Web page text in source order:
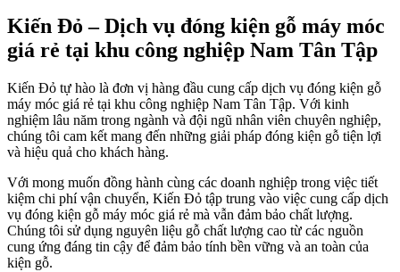
Kiến Đỏ – Dịch vụ đóng kiện gỗ máy móc
giá rẻ tại khu công nghiệp Nam Tân Tập
Kiến Đỏ tự hào là đơn vị hàng đầu cung cấp dịch vụ đóng kiện gỗ
máy móc giá rẻ tại khu công nghiệp Nam Tân Tập. Với kinh
nghiệm lâu năm trong ngành và đội ngũ nhân viên chuyên nghiệp,
chúng tôi cam kết mang đến những giải pháp đóng kiện gỗ tiện lợi
và hiệu quả cho khách hàng.
Với mong muốn đồng hành cùng các doanh nghiệp trong việc tiết
kiệm chi phí vận chuyển, Kiến Đỏ tập trung vào việc cung cấp dịch
vụ đóng kiện gỗ máy móc giá rẻ mà vẫn đảm bảo chất lượng.
Chúng tôi sử dụng nguyên liệu gỗ chất lượng cao từ các nguồn
cung ứng đáng tin cậy để đảm bảo tính bền vững và an toàn của
kiện gỗ.